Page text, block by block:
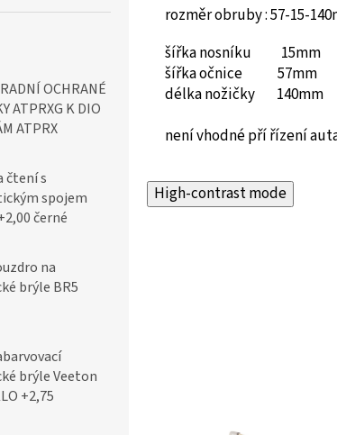
OCHRANÉ
ATPRXG K DIO
ATPRX
čtení s
spojem
černé
na
brýle BR5
brýle Veeton
+2,75
rozměr obruby : 57-15-
šířka nosníku 15mm
šířka očnice 57mm
délka nožičky 140mm
není vhodné pří řízení
High-contrast mode